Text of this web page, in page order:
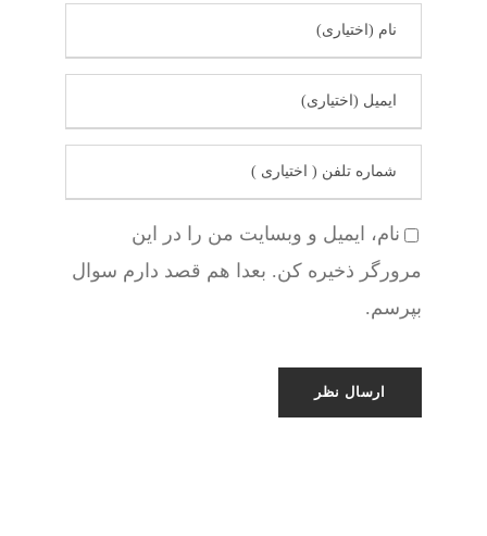
نام، ایمیل و وبسایت من را در این
مرورگر ذخیره کن. بعدا هم قصد دارم سوال
بپرسم.